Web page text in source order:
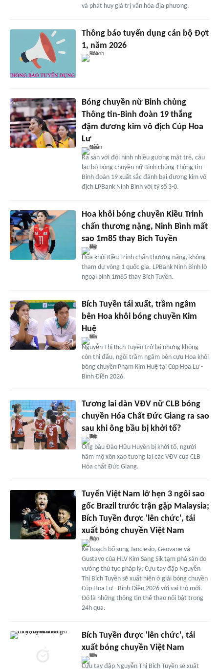
và phát huy giá trị văn hóa địa phương.
Thông báo tuyển dụng cán bộ Đợt
1, năm 2026
Bóng chuyền nữ Binh chủng
Thông tin-Binh đoàn 19 thắng
đậm đương kim vô địch Cúp Hoa
Lư
Ra sân với đội hình nhiều gương mặt trẻ, câu
lạc bộ bóng chuyền nữ Binh chủng Thông tin -
Binh đoàn 19 xuất sắc đánh bại đương kim vô
địch LPBank Ninh Bình với tỷ số 3-0.
Hoa khôi bóng chuyền Kiều Trinh
chấn thương nặng, Ninh Bình mất
sao 1m85 thay Bích Tuyền
Hoa khôi Kiều Trinh chấn thương nặng, không
tham dự vòng 1 quốc gia. LPBank Ninh Bình lỡ
ngoại binh 1m85 thay Bích Tuyền.
Bích Tuyền tái xuất, trầm ngâm
bên Hoa khôi bóng chuyền Kim
Huệ
Nguyễn Thị Bích Tuyền trở lại nhưng không
còn thi đấu, ngồi trầm ngâm bên cựu Hoa khôi
bóng chuyền Phạm Kim Huệ tại Cúp Hoa Lư -
Bình Điền 2026.
Tương lai dàn VĐV nữ CLB bóng
chuyền Hóa Chất Đức Giang ra sao
sau khi ông bầu bị khởi tố?
Ông bầu Đào Hữu Huyền bị khởi tố, người
hâm mộ xôn xao tương lai các VĐV của CLB
Hóa chất Đức Giang.
Tuyển Việt Nam lỡ hẹn 3 ngôi sao
gốc Brazil trước trận gặp Malaysia;
Bích Tuyền được 'lên chức', tái
xuất bóng chuyền Việt Nam
Kế hoạch bổ sung Janclesio, Geovane và
Gustavo của HLV Kim Sang Sik tạm phá sản do
vướng thủ tục pháp lý; Cựu tay đập Nguyễn
Thị Bích Tuyền sẽ xuất hiện ở giải bóng chuyền
Cúp Hoa Lư - Bình Điền 2026 với vai trò mới.
Đó là những thông tin thể thao nổi bật trong
24h qua.
Bích Tuyền được 'lên chức', tái
xuất bóng chuyền Việt Nam
Cựu tay đập Nguyễn Thị Bích Tuyền sẽ xuất